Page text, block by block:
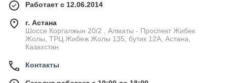
Работает с 12.06.2014
г. Астана
Шоссе Коргалжын 20/2 , Алматы - Проспект Жибек
Жолы, ТРЦ Жибеж Жолы 135, бутик 12А, Астана,
Казахстан
Контакты